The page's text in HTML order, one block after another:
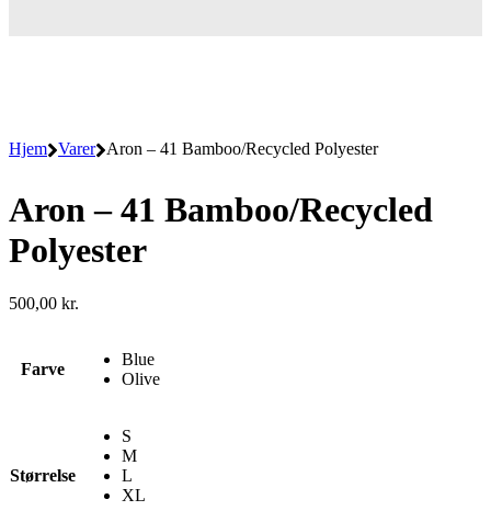
Hjem Varer Aron – 41 Bamboo/Recycled Polyester
Aron – 41 Bamboo/Recycled
Polyester
500,00 kr.
Farve
Blue
Olive
Størrelse
S
M
L
XL